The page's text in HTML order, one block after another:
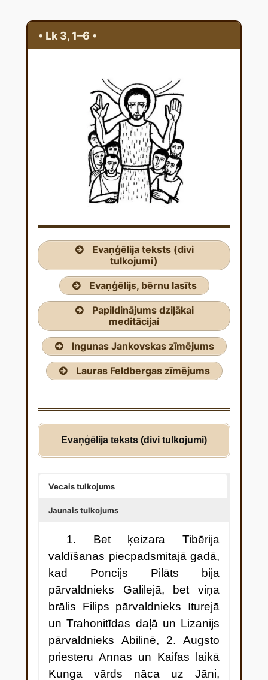
• Lk 3, 1–6 •
Evaņģēlija teksts (divi
tulkojumi)
Evaņģēlijs, bērnu lasīts
Papildinājums dziļākai
meditācijai
Ingunas Jankovskas zīmējums
Lauras Feldbergas zīmējums
Evaņģēlija teksts (divi tulkojumi)
Vecais tulkojums
Jaunais tulkojums
1. Bet ķeizara Tibērija
valdīšanas piecpadsmitajā gadā,
kad Poncijs Pilāts bija
pārvaldnieks Galilejā, bet viņa
brālis Filips pārvaldnieks Iturejā
un Trahonitīdas daļā un Lizanijs
pārvaldnieks Abilinē, 2. Augsto
priesteru Annas un Kaifas laikā
Kunga vārds nāca uz Jāni,